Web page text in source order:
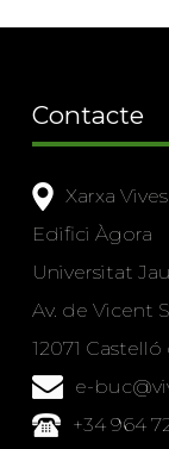
Contacte
Xarxa
Edifici Àgora
Universitat
Av. de Vicent
12071
e-
+34 964